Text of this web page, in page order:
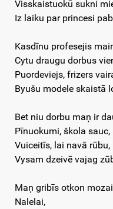
Visskaistuokū sukni
Iz laiku par princesi
Kasdīnu profesejis
Cytu draugu dorbus
Puordeviejs, frizers
Byušu modele skaistā
Bet niu dorbu maņ ir
Pīnuokumi, škola sauc,
Vuiceitīs, lai navā rūbu,
Vysam dzeivē vajag
Maņ gribīs otkon
Nalelai,